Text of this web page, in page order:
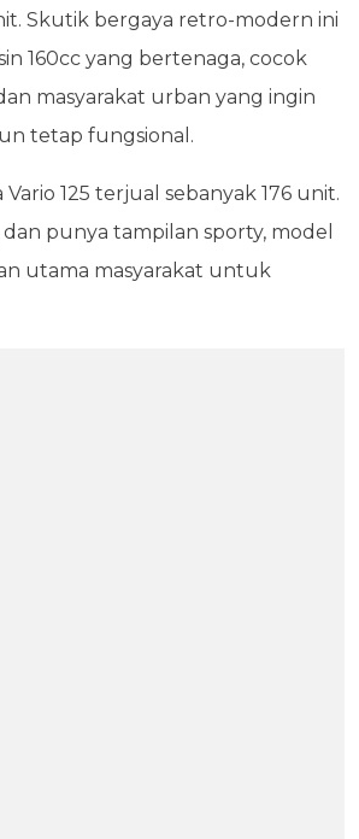
Skutik bergaya retro-modern ini
160cc yang bertenaga, cocok
masyarakat urban yang ingin
tetap fungsional.
125 terjual sebanyak 176 unit.
punya tampilan sporty, model
utama masyarakat untuk